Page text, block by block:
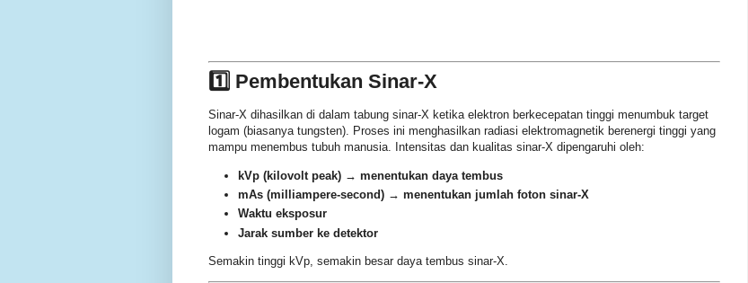
1️⃣ Pembentukan Sinar-X
Sinar-X dihasilkan di dalam tabung sinar-X ketika elektron berkecepatan tinggi menumbuk target
logam (biasanya tungsten). Proses ini menghasilkan radiasi elektromagnetik berenergi tinggi yang
mampu menembus tubuh manusia. Intensitas dan kualitas sinar-X dipengaruhi oleh:
kVp (kilovolt peak) → menentukan daya tembus
mAs (milliampere-second) → menentukan jumlah foton sinar-X
Waktu eksposur
Jarak sumber ke detektor
Semakin tinggi kVp, semakin besar daya tembus sinar-X.